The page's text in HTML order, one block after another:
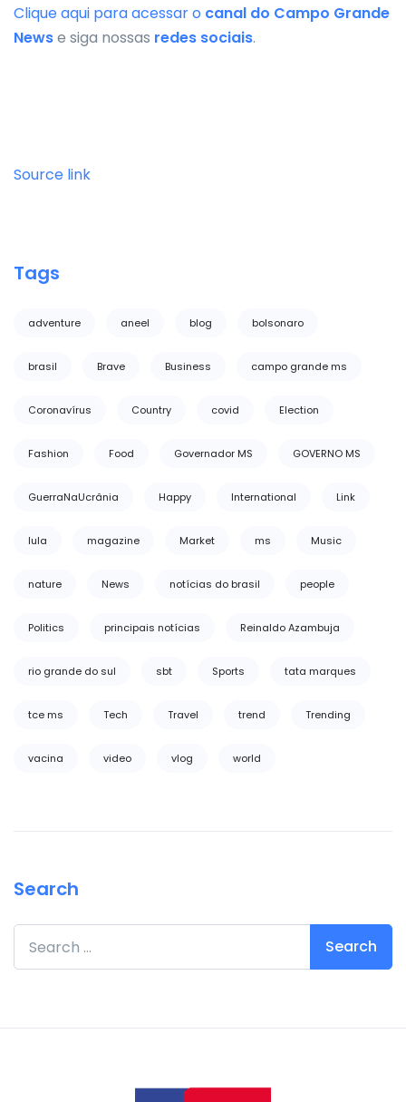
Clique aqui para acessar o canal do Campo Grande
Newse siga nossas redes sociais.
Source link
Tags
adventure aneel blog bolsonaro
brasil Brave Business campo grande ms
Coronavírus Country covid Election
Fashion Food Governador MS GOVERNO MS
GuerraNaUcrânia Happy International Link
lula magazine Market ms Music
nature News notícias do brasil people
Politics principais notícias Reinaldo Azambuja
rio grande do sul sbt Sports tata marques
tce ms Tech Travel trend Trending
vacina video vlog world
Search
Search for: